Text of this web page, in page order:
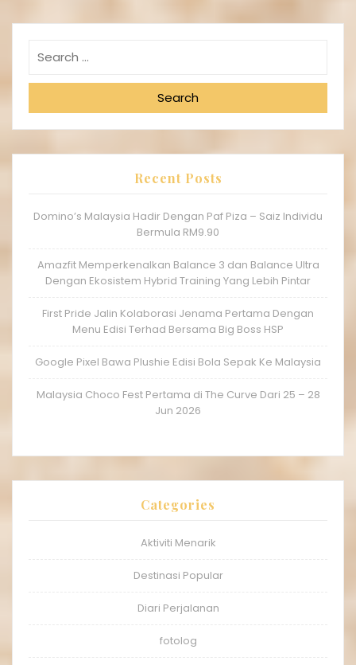
Search
Recent Posts
Domino’s Malaysia Hadir Dengan Paf Piza – Saiz Individu
Bermula RM9.90
Amazfit Memperkenalkan Balance 3 dan Balance Ultra
Dengan Ekosistem Hybrid Training Yang Lebih Pintar
First Pride Jalin Kolaborasi Jenama Pertama Dengan
Menu Edisi Terhad Bersama Big Boss HSP
Google Pixel Bawa Plushie Edisi Bola Sepak Ke Malaysia
Malaysia Choco Fest Pertama di The Curve Dari 25 – 28
Jun 2026
Categories
Aktiviti Menarik
Destinasi Popular
Diari Perjalanan
fotolog